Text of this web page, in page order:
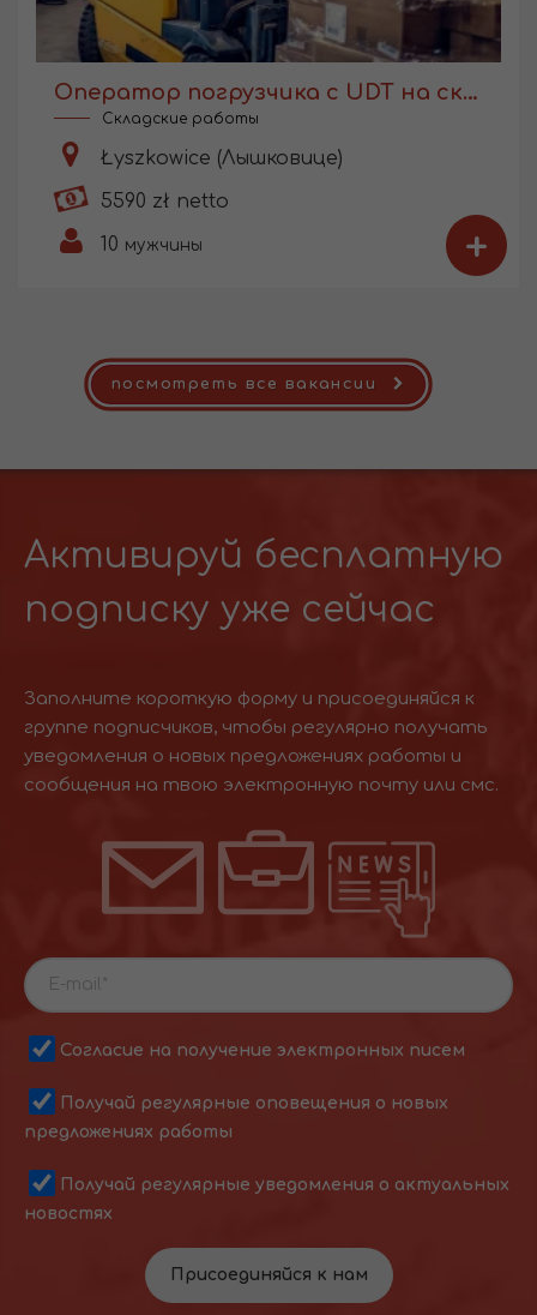
Оператор погрузчика с UDT на складе
Складские работы
Łyszkowice (Лышковице)
5590 zł netto
10 мужчины +
посмотреть все вакансии
Активируй бесплатную
подписку уже сейчас
Заполните короткую форму и присоединяйся к
группе подписчиков, чтобы регулярно получать
уведомления о новых предложениях работы и
сообщения на твою электронную почту или смс.
Согласие на получение электронных писем
Получай регулярные оповещения о новых
предложениях работы
Получай регулярные уведомления о актуальных
новостях
Присоединяйся к нам